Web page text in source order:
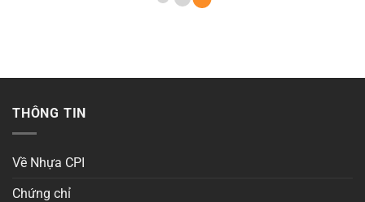
THÔNG TIN
Về Nhựa CPI
Chứng chỉ